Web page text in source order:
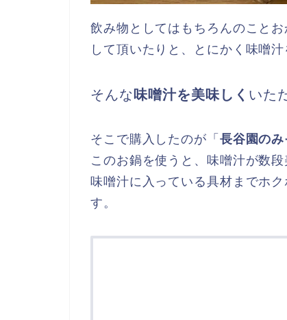
飲み物としてはもちろんのこと
して頂いたりと、とにかく味噌汁
そんな 味噌汁を美味しく いた
そこで購入したのが「 長谷園の
このお鍋を使うと、味噌汁が数段
味噌汁に入っている具材までホ
す。